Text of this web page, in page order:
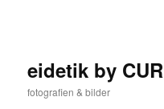
eidetik by CUR
fotografien & bilder